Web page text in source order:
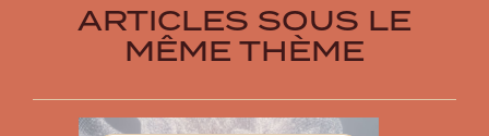
ARTICLES SOUS LE
MÊME THÈME